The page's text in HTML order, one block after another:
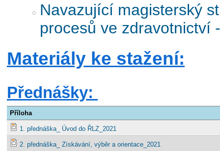
Navazující magisterský
procesů ve zdravotnictví
Materiály ke stažení:
Přednášky:
Příloha
1. přednáška_ Úvod do ŘLZ_2021
2. přednáška_ Získávání, výběr a orientace_2021